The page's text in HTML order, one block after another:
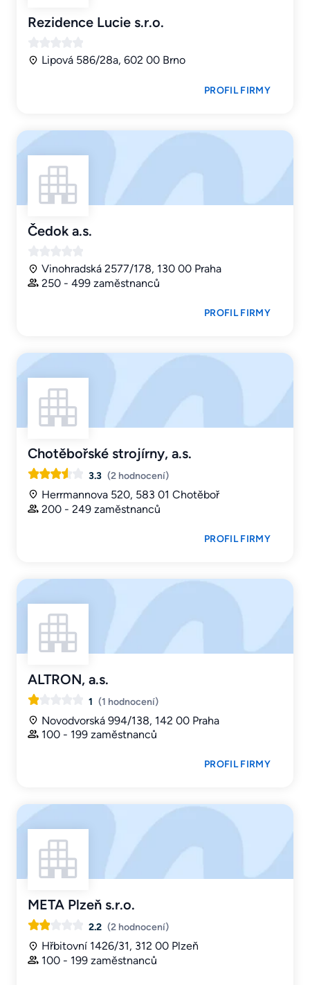
Rezidence Lucie s.r.o.
Lipová 586/28a, 602 00 Brno
PROFIL FIRMY
Čedok a.s.
Vinohradská 2577/178, 130 00 Praha
250 - 499 zaměstnanců
PROFIL FIRMY
Chotěbořské strojírny, a.s.
3.3 (2 hodnocení)
Herrmannova 520, 583 01 Chotěboř
200 - 249 zaměstnanců
PROFIL FIRMY
ALTRON, a.s.
1 (1 hodnocení)
Novodvorská 994/138, 142 00 Praha
100 - 199 zaměstnanců
PROFIL FIRMY
META Plzeň s.r.o.
2.2 (2 hodnocení)
Hřbitovní 1426/31, 312 00 Plzeň
100 - 199 zaměstnanců